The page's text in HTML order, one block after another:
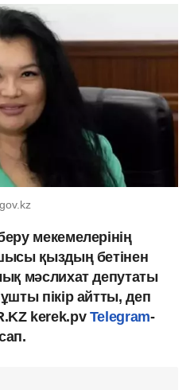
мекемелерінің
қыздың бетінен
мәслихат депутаты
пікір айтты, деп
kerek.pv Telegram-